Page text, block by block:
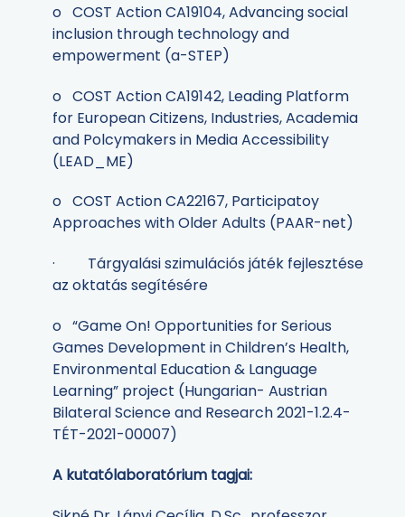
o COST Action CA19104, Advancing social
inclusion through technology and
empowerment (a-STEP)
o COST Action CA19142, Leading Platform
for European Citizens, Industries, Academia
and Polcymakers in Media Accessibility
(LEAD_ME)
o COST Action CA22167, Participatoy
Approaches with Older Adults (PAAR-net)
· Tárgyalási szimulációs játék fejlesztése
az oktatás segítésére
o “Game On! Opportunities for Serious
Games Development in Children’s Health,
Environmental Education & Language
Learning” project (Hungarian- Austrian
Bilateral Science and Research 2021-1.2.4-
TÉT-2021-00007)
A kutatólaboratórium tagjai: